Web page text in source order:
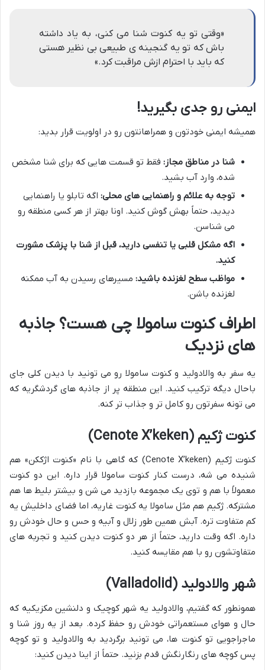
«وقتی تو یه کنوت شنا می کنی، به یاد داشته
باش که تو یه گنجینه ی طبیعی بی نظیر هستی
که باید با احترام ازش مراقبت کرد.»
ایمنی رو جدی بگیرید!
همیشه ایمنی خودتون و همراهانتون رو در اولویت قرار بدید:
شنا در مناطق مجاز: فقط تو قسمت هایی که برای شنا مشخص
شده، وارد آب بشید.
توجه به علائم و راهنمایی های محلی: اگه تابلو یا راهنمایی
دیدید، حتماً بهش گوش کنید. اونا بهتر از هر کسی منطقه رو
می شناسن.
اگه مشکل قلبی یا تنفسی دارید، قبل از شنا با پزشک مشورت
کنید.
مواظب سطح لغزنده باشید: مسیرهای رسیدن به آب ممکنه
لغزنده باشن.
اطراف کنوت سامولا چی هست؟ جاذبه
های نزدیک
یه سفر به والادولید و کنوت سامولا رو می تونید با دیدن کلی جای
باحال دیگه ترکیب کنید. این منطقه پر از جاذبه های گردشگریه که
می تونه سفرتون رو کامل تر و جذاب تر کنه.
کنوت ژکیم (Cenote X’keken)
کنوت ژکیم (Cenote X’keken) که گاهی با نام «کنوت اژککن» هم
شنیده می شه، درست کنار کنوت سامولا قرار داره. این دو کنوت
معمولاً با هم و توی یک مجموعه بازدید می شن و بیشتر بلیط ها هم
مشترکه. ژکیم هم مثل سامولا یه کنوت غاریه، اما فضای داخلیش یه
کم متفاوت تره. آبش همین طور زلال و آبیه و حس و حال خودش رو
داره. اگه وقت دارید، حتماً از هر دو کنوت دیدن کنید و تجربه های
متفاوتشون رو با هم مقایسه کنید.
شهر والادولید (Valladolid)
همونطور که گفتیم، والادولید یه شهر کوچیک و دلنشین مکزیکیه که
حال و هوای مستعمراتی خودش رو حفظ کرده. بعد از یه روز شنا و
ماجراجویی تو کنوت ها، می تونید برگردید به والادولید و تو کوچه
پس کوچه های رنگارنگش قدم بزنید. حتماً از اینا دیدن کنید: